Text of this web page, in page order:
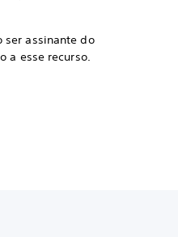
ser assinante do
a esse recurso.